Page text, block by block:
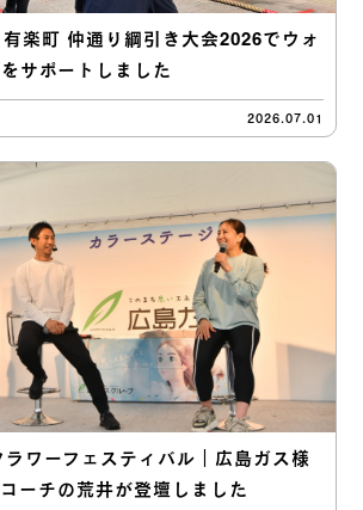
有楽町 仲通り綱引き大会2026でウォ
サポートしました
2026.07.01
ワーフェスティバル｜広島ガス様
ーチの荒井が登壇しました